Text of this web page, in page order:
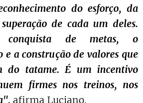
do esforço, da
de cada um deles.
conquista de metas, o
a construção de valores que
do tatame. É um incentivo
firmes nos treinos, nos
afirma Luciano.